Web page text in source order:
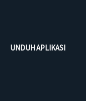
UNDUH APLIKASI